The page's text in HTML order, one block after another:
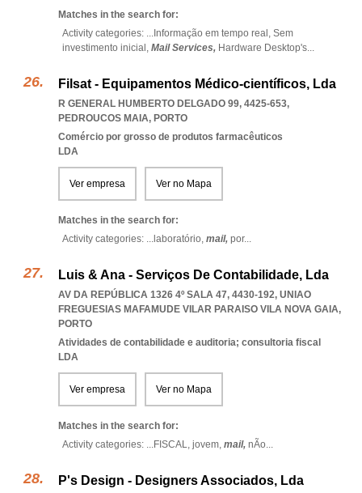
Matches in the search for:
Activity categories: ... Informação em tempo real, Sem
investimento inicial, Mail Services, Hardware Desktop's...
Filsat - Equipamentos Médico-científicos, Lda
R GENERAL HUMBERTO DELGADO 99, 4425-653,
PEDROUCOS MAIA, PORTO
Comércio por grosso de produtos farmacêuticos
LDA
Ver empresa Ver no Mapa
Matches in the search for:
Activity categories: ... laboratório, mail, por...
Luis & Ana - Serviços De Contabilidade, Lda
AV DA REPÚBLICA 1326 4º SALA 47, 4430-192, UNIAO
FREGUESIAS MAFAMUDE VILAR PARAISO VILA NOVA GAIA,
PORTO
Atividades de contabilidade e auditoria; consultoria fiscal
LDA
Ver empresa Ver no Mapa
Matches in the search for:
Activity categories: ...FISCAL, jovem, mail, nÃo...
P's Design - Designers Associados, Lda